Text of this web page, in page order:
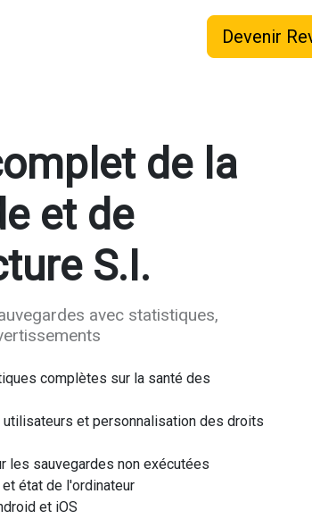
Devenir
de la
et de
S.I.
avec statistiques,
complètes sur la santé des
et personnalisation des droits
les sauvegardes non exécutées
état de l'ordinateur
et iOS